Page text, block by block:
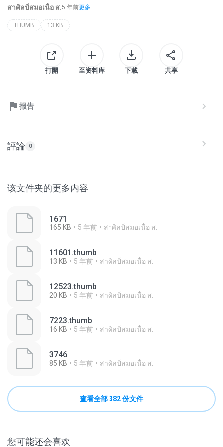
สาศิลป์สมอเนื้อ ส.5 年前更多...
THUMB 13 KB
打開 至资料库 下載 共享
报告
評論 0
该文件夹的更多内容
1671
165 KB 5 年前 สาศิลป์สมอเนื้อ ส.
11601.thumb
13 KB 5 年前 สาศิลป์สมอเนื้อ ส.
12523.thumb
20 KB 5 年前 สาศิลป์สมอเนื้อ ส.
7223.thumb
16 KB 5 年前 สาศิลป์สมอเนื้อ ส.
3746
85 KB 5 年前 สาศิลป์สมอเนื้อ ส.
查看全部 382 份文件
您可能还会喜欢